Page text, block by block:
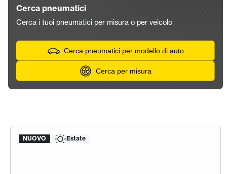
Cerca pneumatici
Cerca i tuoi pneumatici per misura o per veicolo
Cerca pneumatici per modello di auto
Cerca per misura
NUOVO Estate